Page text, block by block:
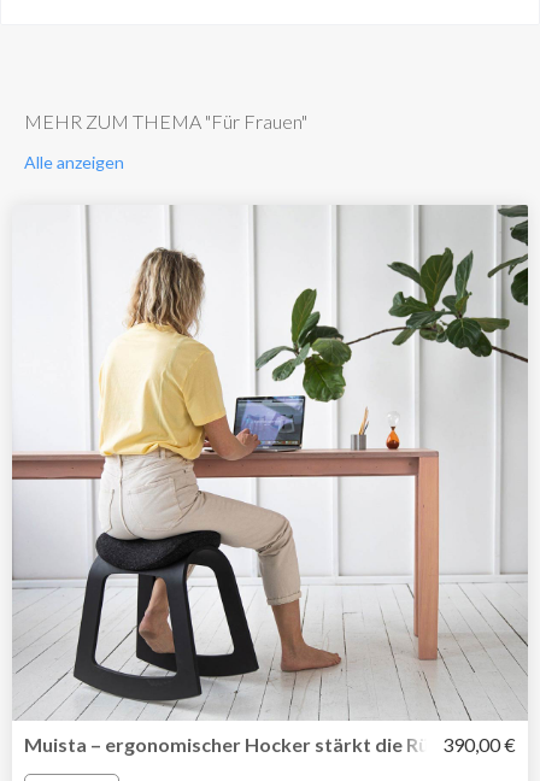
MEHR ZUM THEMA "Für Frauen"
Alle anzeigen
Muista – ergonomischer Hocker stärkt die 390,00 €